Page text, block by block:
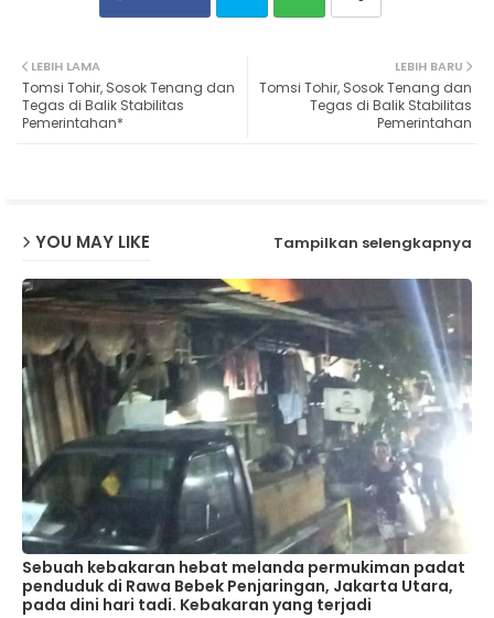
ter ats
LEBIH BARU
Tomsi Tohir, Sosok Tenang dan
Tegas di Balik Stabilitas
Pemerintahan
LEBIH LAMA
Tomsi Tohir, Sosok Tenang dan
Tegas di Balik Stabilitas
Pemerintahan*
YOU MAY LIKE Tampilkan selengkapnya
Sebuah kebakaran hebat melanda permukiman padat
penduduk di Rawa Bebek Penjaringan, Jakarta Utara,
pada dini hari tadi. Kebakaran yang terjadi